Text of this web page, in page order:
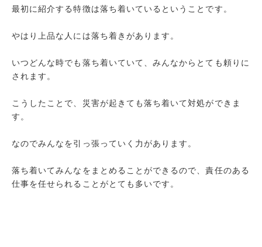
お金持ち
トイレが綺麗
頭がいい
字が綺麗
まとめ
最初に紹介する特徴は落ち着いているということです。
やはり上品な人には落ち着きがあります。
いつどんな時でも落ち着いていて、みんなからとても頼りに
されます。
こうしたことで、災害が起きても落ち着いて対処ができま
す。
なのでみんなを引っ張っていく力があります。
落ち着いてみんなをまとめることができるので、責任のある
仕事を任せられることがとても多いです。